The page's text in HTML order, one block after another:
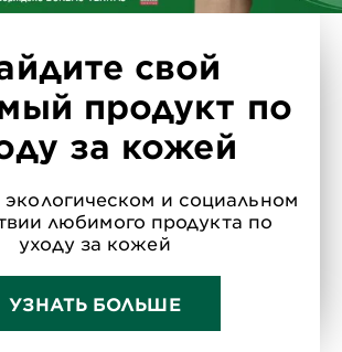
свой
продукт по
за кожей
экологическом и социальном
любимого продукта по
уходу за кожей
УЗНАТЬ БОЛЬШЕ